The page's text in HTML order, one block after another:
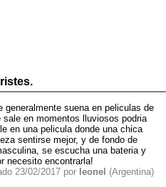
generalmente suena en peliculas de
en momentos lluviosos podria
en una pelicula donde una chica
sentirse mejor, y de fondo de
se escucha una bateria y
necesito encontrarla!
23/02/2017 por leonel (Argentina)